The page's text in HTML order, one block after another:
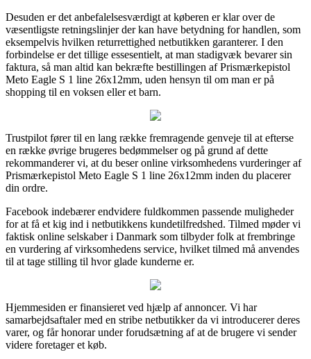
Desuden er det anbefalelsesværdigt at køberen er klar over de
væsentligste retningslinjer der kan have betydning for handlen, som
eksempelvis hvilken returrettighed netbutikken garanterer. I den
forbindelse er det tillige essesentielt, at man stadigvæk bevarer sin
faktura, så man altid kan bekræfte bestillingen af Prismærkepistol
Meto Eagle S 1 line 26x12mm, uden hensyn til om man er på
shopping til en voksen eller et barn.
Trustpilot fører til en lang række fremragende genveje til at efterse
en række øvrige brugeres bedømmelser og på grund af dette
rekommanderer vi, at du beser online virksomhedens vurderinger af
Prismærkepistol Meto Eagle S 1 line 26x12mm inden du placerer
din ordre.
Facebook indebærer endvidere fuldkommen passende muligheder
for at få et kig ind i netbutikkens kundetilfredshed. Tilmed møder vi
faktisk online selskaber i Danmark som tilbyder folk at frembringe
en vurdering af virksomhedens service, hvilket tilmed må anvendes
til at tage stilling til hvor glade kunderne er.
Hjemmesiden er finansieret ved hjælp af annoncer. Vi har
samarbejdsaftaler med en stribe netbutikker da vi introducerer deres
varer, og får honorar under forudsætning af at de brugere vi sender
videre foretager et køb.